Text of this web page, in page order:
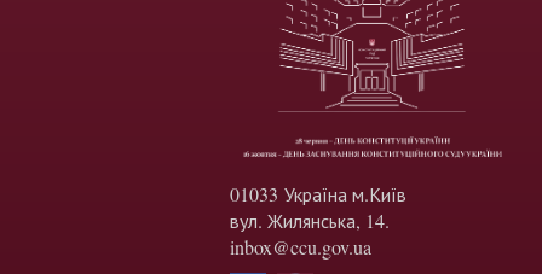
01033 Україна м.Київ
вул. Жилянська, 14.
inbox@ccu.gov.ua